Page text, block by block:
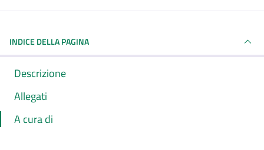
INDICE DELLA PAGINA
Descrizione
Allegati
A cura di